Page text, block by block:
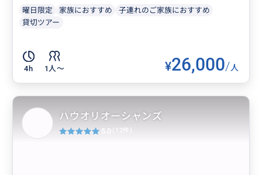
曜日限定 家族におすすめ
子連れのご家族におすすめ
貸切ツアー
4h 1人〜 ¥26,000/人
ハウオリオーシャンズ
5.0 (12件)